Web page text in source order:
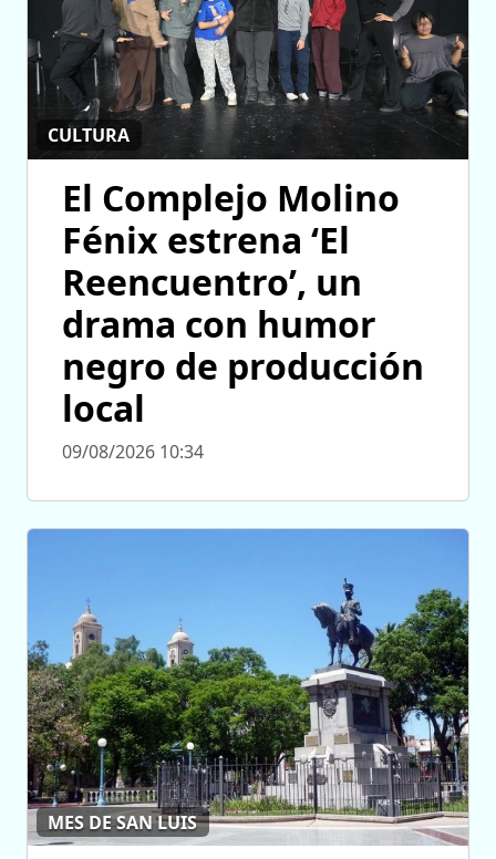
CULTURA
El Complejo Molino
Fénix estrena ‘El
Reencuentro’, un
drama con humor
negro de producción
local
09/08/2026 10:34
MES DE SAN LUIS